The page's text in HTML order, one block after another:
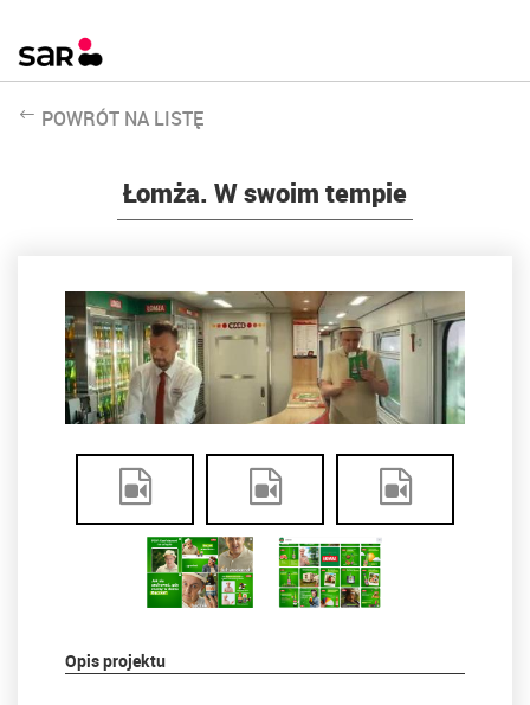
POWRÓT NA LISTĘ
Łomża. W swoim tempie
Opis projektu